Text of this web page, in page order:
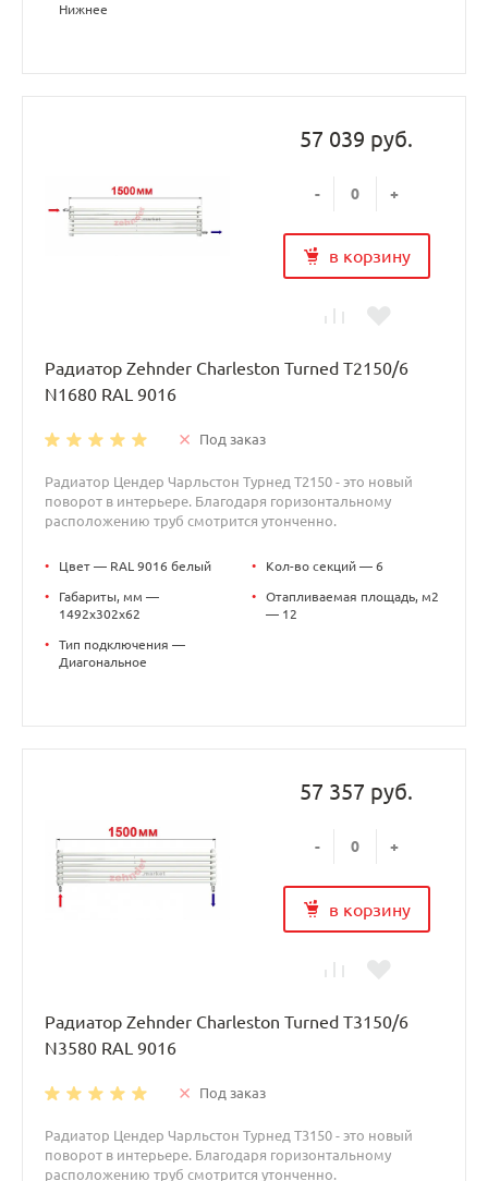
Нижнее
57 039 руб.
- +
в корзину
Радиатор Zehnder Charleston Turned T2150/6
N1680 RAL 9016
Под заказ
Радиатор Цендер Чарльстон Турнед T2150 - это новый
поворот в интерьере. Благодаря горизонтальному
расположению труб смотрится утонченно.
• Цвет — RAL 9016 белый
•
Габариты, мм —
1492x302x62
•
Тип подключения —
Диагональное
• Кол-во секций — 6
•
Отапливаемая площадь, м2
— 12
57 357 руб.
- +
в корзину
Радиатор Zehnder Charleston Turned T3150/6
N3580 RAL 9016
Под заказ
Радиатор Цендер Чарльстон Турнед T3150 - это новый
поворот в интерьере. Благодаря горизонтальному
расположению труб смотрится утонченно.